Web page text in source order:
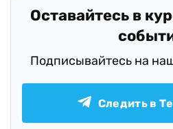
Оставайтесь в
Подписывайтесь на
Следить в